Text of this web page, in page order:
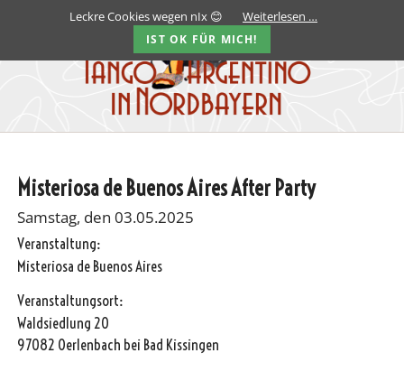
Misteriosa de Buenos Aires After Party
Samstag, den 03.05.2025
Veranstaltung:
Misteriosa de Buenos Aires
Veranstaltungsort:
Waldsiedlung 20
97082 Oerlenbach bei Bad Kissingen
Leckre Cookies wegen nIx 😊 Weiterlesen …
IST OK FÜR MICH!